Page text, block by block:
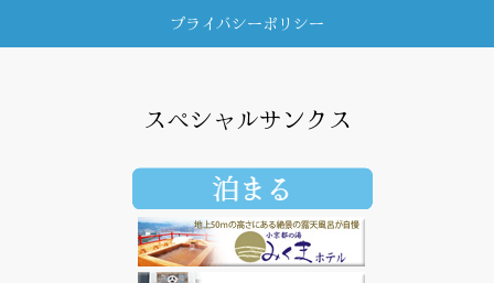
プライバシーポリシー
スペシャルサンクス